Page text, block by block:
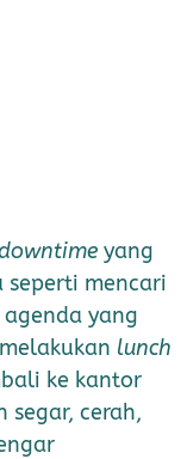
yang
seperti mencari
yang
lunch
ke kantor
cerah,